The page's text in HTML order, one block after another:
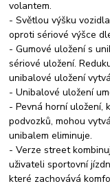
volantem.
- Světlou výšku
oproti sériové výšce
- Gumové uložení s
sériové uložení.
unibalové uložení
- Unibalové uložení
- Pevná horní uložení,
podvozků, mohou
unibalem eliminuje.
- Verze street
uživateli sportovní
které zachovává